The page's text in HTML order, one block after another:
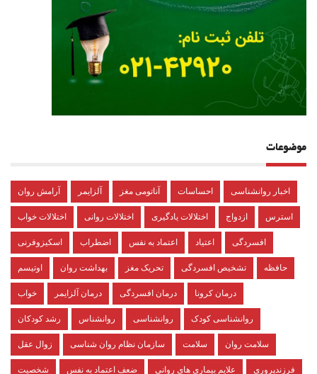
موضوعات
آرامش روان آلزایمر آناتومی مغز احساسات اخبار روانشناسی
اختلالات خواب اختلالات روانی اختلالات یادگیری ازدواج استرس
اسکیزوفرنی اضطراب اعتماد به نفس اعتیاد افسردگی
اوتیسم بهداشت روان تحریک مغز تشخیص افسردگی حافظه
خواب درمان آلزایمر درمان افسردگی درمان کرونا
رشد کودکان روانشناس روانشناسی روانشناسی کودک
زوال عقل سازمان نظام روان شناسی سلامت سلامت روان
شخصیت ضعف اعتماد به نفس علایم بیماری های روانی فرزندپروری